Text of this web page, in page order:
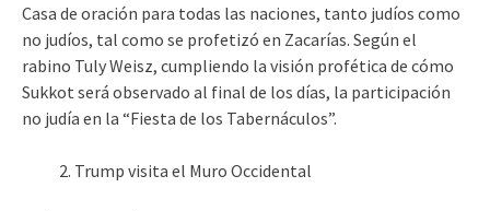
Casa de oración para todas las naciones, tanto judíos como
no judíos, tal como se profetizó en Zacarías. Según el
rabino Tuly Weisz, cumpliendo la visión profética de cómo
Sukkot será observado al final de los días, la participación
no judía en la “Fiesta de los Tabernáculos”.
Trump visita el Muro Occidental